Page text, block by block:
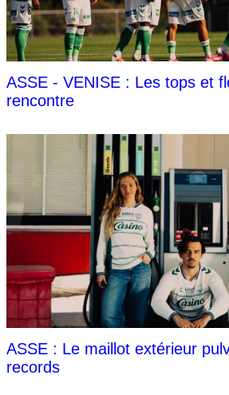
ASSE - VENISE : Les tops et
rencontre
ASSE : Le maillot extérieur
records